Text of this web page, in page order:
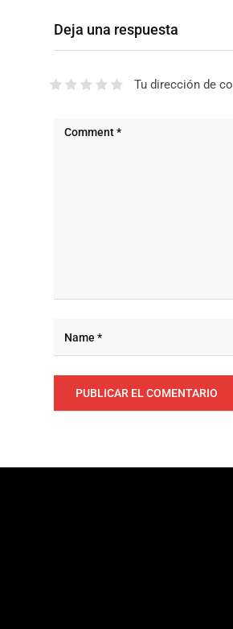
Deja una respuesta
Tu dirección de